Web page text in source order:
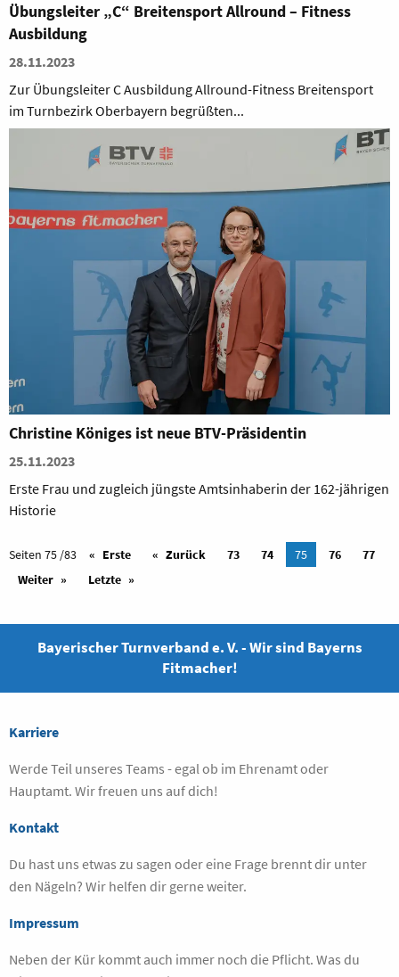
Übungsleiter „C“ Breitensport Allround – Fitness
Ausbildung
28.11.2023
Zur Übungsleiter C Ausbildung Allround-Fitness Breitensport
im Turnbezirk Oberbayern begrüßten...
Christine Königes ist neue BTV-Präsidentin
25.11.2023
Erste Frau und zugleich jüngste Amtsinhaberin der 162-jährigen
Historie
Seiten 75 /83 Erste Zurück 73 74 75 76
77
Weiter
Letzte
Bayerischer Turnverband e. V. - Wir sind Bayerns
Fitmacher!
Karriere
Werde Teil unseres Teams - egal ob im Ehrenamt oder
Hauptamt. Wir freuen uns auf dich!
Kontakt
Du hast uns etwas zu sagen oder eine Frage brennt dir unter
den Nägeln? Wir helfen dir gerne weiter.
Impressum
Neben der Kür kommt auch immer noch die Pflicht. Was du